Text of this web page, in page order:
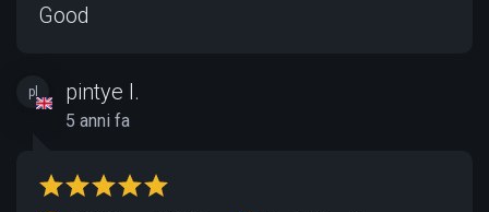
Good
pl pintye l.
5 anni fa